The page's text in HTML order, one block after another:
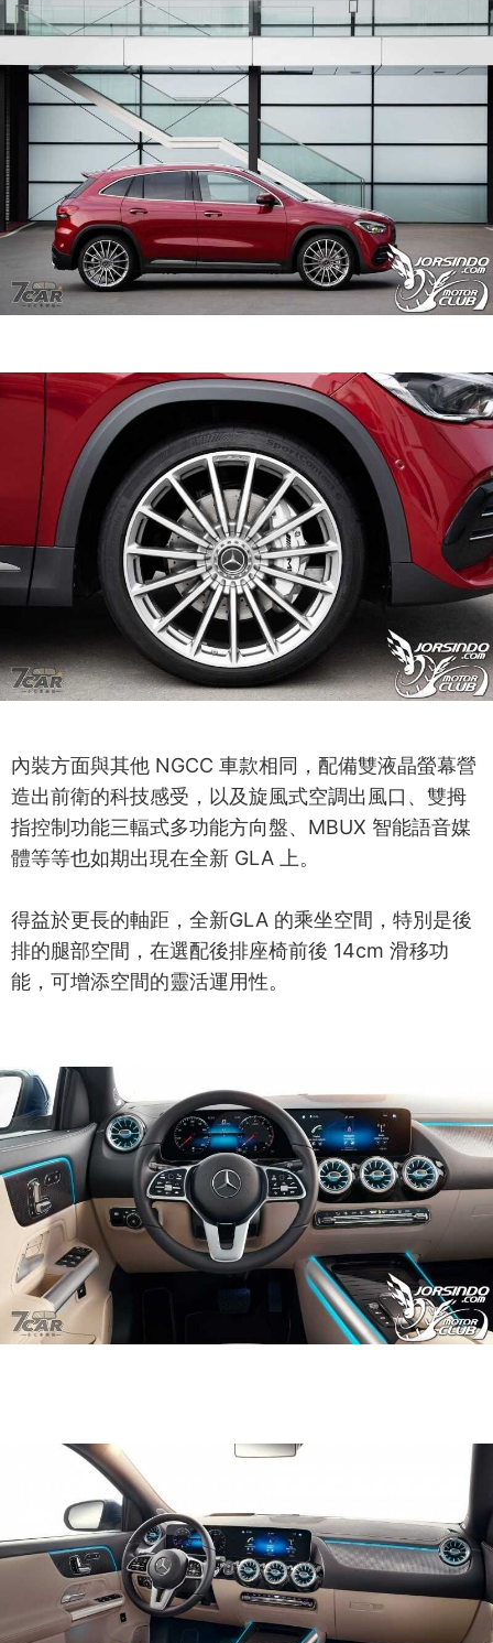
內裝方面與其他 NGCC 車款相同，配備雙液晶螢幕營
造出前衛的科技感受，以及旋風式空調出風口、雙拇
指控制功能三輻式多功能方向盤、MBUX 智能語音媒
體等等也如期出現在全新 GLA 上。
得益於更長的軸距，全新GLA 的乘坐空間，特別是後
排的腿部空間，在選配後排座椅前後 14cm 滑移功
能，可增添空間的靈活運用性。